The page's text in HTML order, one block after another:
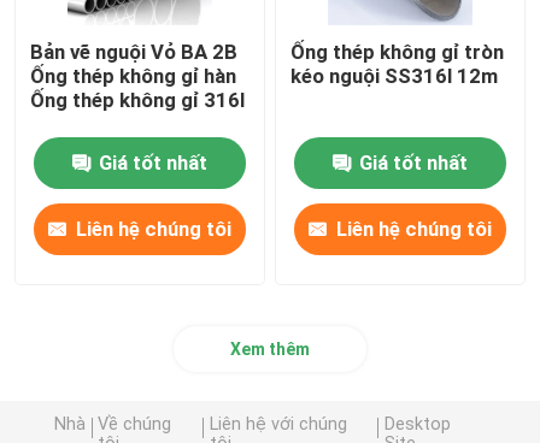
Bản vẽ nguội Vỏ BA 2B
Ống thép không gỉ hàn
Ống thép không gỉ 316l
Giá tốt nhất
Liên hệ chúng tôi
Ống thép không gỉ tròn
kéo nguội SS316l 12m
Giá tốt nhất
Liên hệ chúng tôi
Xem thêm
Nhà
Về chúng
Liên hệ với chúng
Desktop